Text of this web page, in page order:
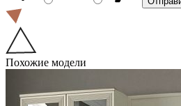
Похожие модели